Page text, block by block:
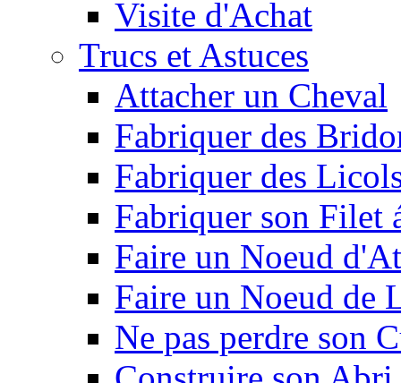
Visite d'Achat
Trucs et Astuces
Attacher un Cheval
Fabriquer des
Fabriquer des
Fabriquer son Filet
Faire un Noeud
Faire un Noeud de
Ne pas perdre son